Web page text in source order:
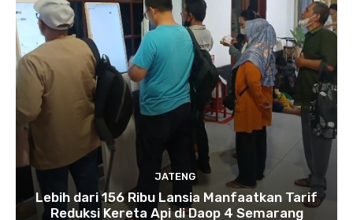
JATENG
Lebih dari 156 Ribu Lansia Manfaatkan Tarif
Reduksi Kereta Api di Daop 4 Semarang